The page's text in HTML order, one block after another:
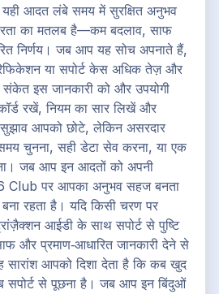
आदत लंबे समय में सुरक्षित अनुभव
का मतलब है—कम बदलाव, साफ
निर्णय। जब आप यह सोच अपनाते हैं,
या सपोर्ट केस अधिक तेज़ और
संकेत इस जानकारी को और उपयोगी
रखें, नियम का सार लिखें और
सुझाव आपको छोटे, लेकिन असरदार
चुनना, सही डेटा सेव करना, या एक
जब आप इन आदतों को अपनी
6 Club पर आपका अनुभव सहज बनता
रहता है। यदि किसी चरण पर
आईडी के साथ सपोर्ट से पुष्टि
और प्रमाण‑आधारित जानकारी देने से
सारांश आपको दिशा देता है कि कब खुद
सपोर्ट से पूछना है। जब आप इन बिंदुओं